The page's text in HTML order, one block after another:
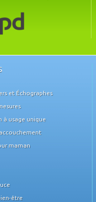
et Échographes
à usage unique
maman
être